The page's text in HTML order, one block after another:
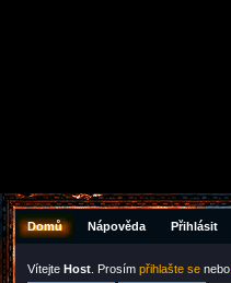
Domů Nápověda Přihlásit
Vítejte Host . Prosím přihlašte se nebo